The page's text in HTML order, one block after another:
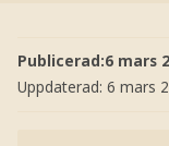
Publicerad:6 mars
Uppdaterad: 6 mars